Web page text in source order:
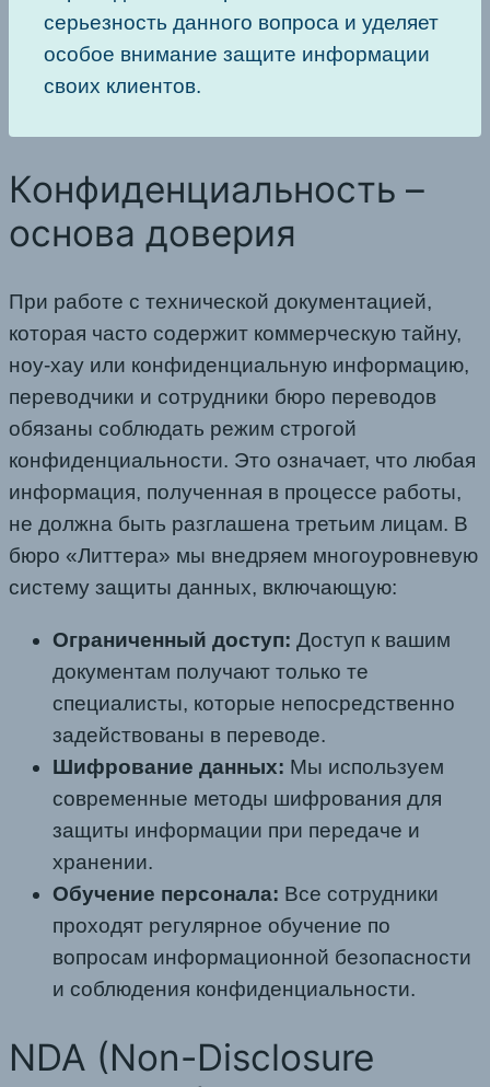
серьезность данного вопроса и уделяет
особое внимание защите информации
своих клиентов.
Конфиденциальность –
основа доверия
При работе с технической документацией,
которая часто содержит коммерческую тайну,
ноу-хау или конфиденциальную информацию,
переводчики и сотрудники бюро переводов
обязаны соблюдать режим строгой
конфиденциальности. Это означает, что любая
информация, полученная в процессе работы,
не должна быть разглашена третьим лицам. В
бюро «Литтера» мы внедряем многоуровневую
систему защиты данных, включающую:
Ограниченный доступ: Доступ к вашим
документам получают только те
специалисты, которые непосредственно
задействованы в переводе.
Шифрование данных: Мы используем
современные методы шифрования для
защиты информации при передаче и
хранении.
Обучение персонала: Все сотрудники
проходят регулярное обучение по
вопросам информационной безопасности
и соблюдения конфиденциальности.
NDA (Non-Disclosure